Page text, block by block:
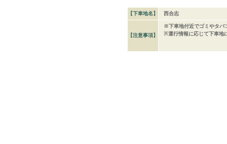
【下車地名】 西合志
【注意事項】
※下車地付近でゴミやタバ
※運行情報に応じて下車地